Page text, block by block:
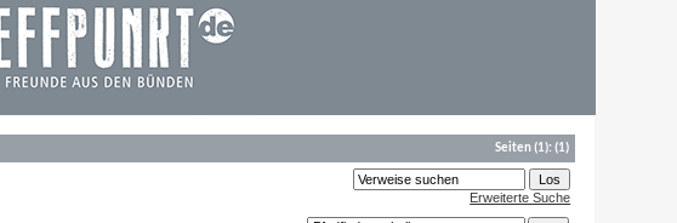
Seiten(1):(1)
Erweiterte Suche